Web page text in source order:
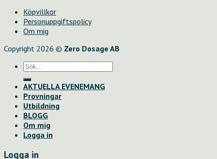
Köpvillkor
Personuppgiftspolicy
Om mig
Copyright 2026 © Zero Dosage AB
Sök
AKTUELLA EVENEMANG
Provningar
Utbildning
BLOGG
Om mig
Logga in
Logga in